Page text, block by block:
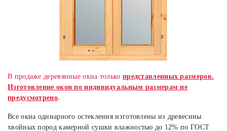
В продаже деревянные окна только представленных размеров.
Изготовление окон по индивидуальным размерам не
предусмотрено.
Все окна одинарного остекления изготовлены из древесины
хвойных пород камерной сушки влажностью до 12% по ГОСТ